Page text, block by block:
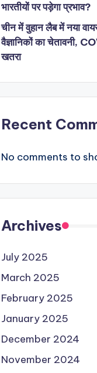
भारतीयों पर पड़ेगा प्रभाव?
चीन में वुहान लैब में नया
वैज्ञानिकों का चेतावनी,
खतरा
Recent
No comments to
Archives
July 2025
March 2025
February 2025
January 2025
December 2024
November 2024